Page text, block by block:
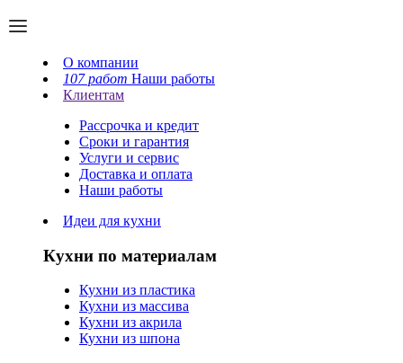
О компании
107 работ Наши работы
Клиентам
Рассрочка и кредит
Сроки и гарантия
Услуги и сервис
Доставка и оплата
Наши работы
Идеи для кухни
Кухни по материалам
Кухни из пластика
Кухни из массива
Кухни из акрила
Кухни из шпона